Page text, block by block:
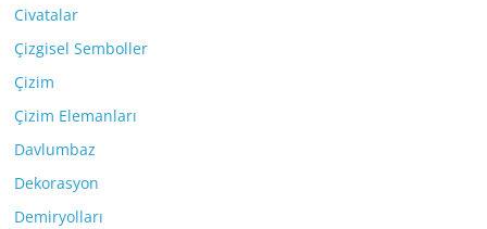
Civatalar
Çizgisel Semboller
Çizim
Çizim Elemanları
Davlumbaz
Dekorasyon
Demiryolları